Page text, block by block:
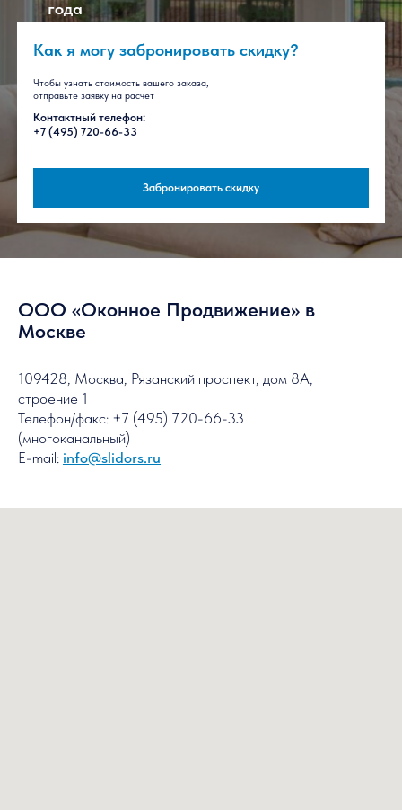
Покупатели из Москвы и МО могут
забронировать скидку 10%
Параметры скидки для покупателей
из других регионов будут
предоставлены по вашей заявке
Чтобы узнать стоимость вашего заказа,
Контактный телефон:
+7 (495) 720-66-33
Как я могу забронировать скидку?
Бесплатный
расчет
Без переплат — остекление
от производителя
Гарантия — 3
года
ООО «Оконное Продвижение» в
Москве
109428, Москва, Рязанский проспект, дом 8А,
строение 1
Телефон/факс: +7 (495) 720-66-33
(многоканальный)
E-mail: info@slidors.ru